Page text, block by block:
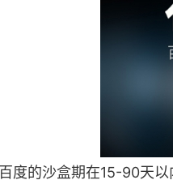
度的沙盒期在15-90天